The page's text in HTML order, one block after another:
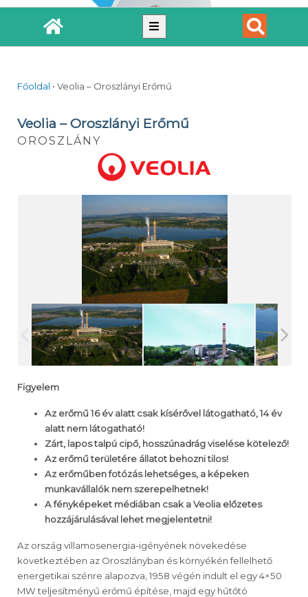
Főoldal • Veolia – Oroszlányi Erőmű
Veolia – Oroszlányi Erőmű
OROSZLÁNY
Figyelem
Az erőmű 16 év alatt csak kísérővel látogatható, 14 év
alatt nem látogatható!
Zárt, lapos talpú cipő, hosszúnadrág viselése kötelező!
Az erőmű területére állatot behozni tilos!
Az erőműben fotózás lehetséges, a képeken
munkavállalók nem szerepelhetnek!
A fényképeket médiában csak a Veolia előzetes
hozzájárulásával lehet megjelentetni!
Az ország villamosenergia-igényének növekedése
következtében az Oroszlányban és környékén fellelhető
energetikai szénre alapozva, 1958 végén indult el egy 4×50
MW teljesítményű erőmű építése, majd egy hűtőtó